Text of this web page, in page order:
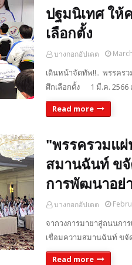
ปฐมนิเทศ ให้
เลือกตั้ง
บางกอกอัปเดต
เดินหน้าจัดทัพ!!.. พรรคร
ศึกเลือกตั้ง 1 มี.ค. 2566
Read more
"พรรครวมแ
สมานฉันท์ ข
การพัฒนาอย่
บางกอกอัปเดต
จากวงการมายาสู่ถนนก
เชื่อมความสมานฉันท์ ขจั
Read more